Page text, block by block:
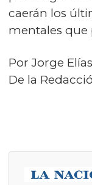
caerán los
mentales que
Por Jorge Elías
De la